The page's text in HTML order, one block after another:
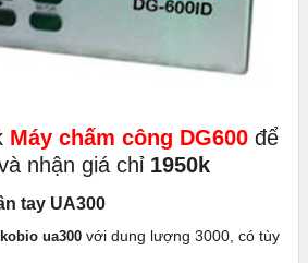
Máy chấm công DG600 để
nhận giá chỉ 1950k
tay UA300
ua300 với dung lượng 3000, có tùy